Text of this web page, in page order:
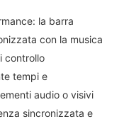
la barra
con la musica
controllo
tempi e
audio o visivi
sincronizzata e